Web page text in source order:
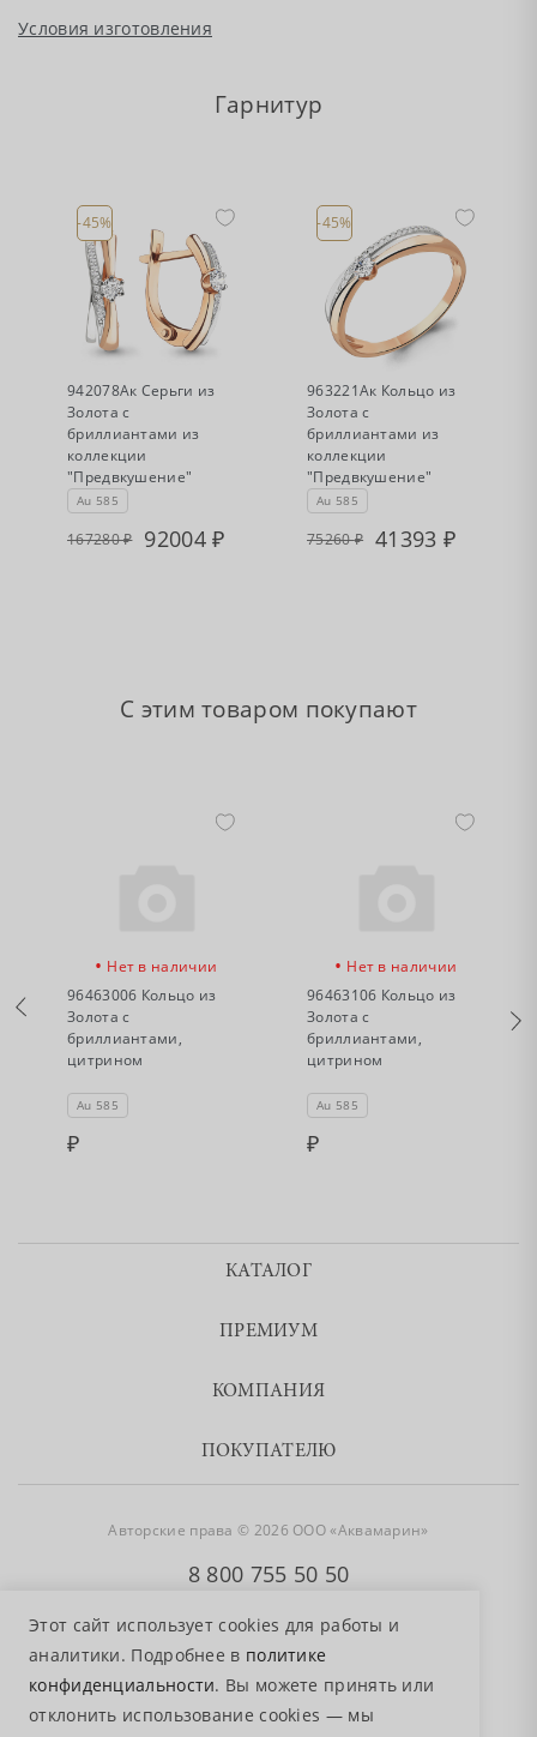
Этот сайт использует cookies для работы и
аналитики. Подробнее в политике
конфиденциальности. Вы можете принять или
отклонить использование cookies — мы
Условия изготовления
Гарнитур
-45%
Есть в наличии
942078Ак Серьги из
Золота с
бриллиантами из
коллекции
"Предвкушение"
Au 585
167280 92004
-45%
Есть в наличии
963221Ак Кольцо из
Золота с
бриллиантами из
коллекции
"Предвкушение"
Au 585
75260 41393
С этим товаром покупают
• Нет в наличии
96463006 Кольцо из
Золота с
бриллиантами,
цитрином
Au 585
• Нет в наличии
96463106 Кольцо из
Золота с
бриллиантами,
цитрином
Au 585
КАТАЛОГ
ПРЕМИУМ
КОМПАНИЯ
ПОКУПАТЕЛЮ
Авторские права © 2026 ООО «Аквамарин»
8 800 755 50 50